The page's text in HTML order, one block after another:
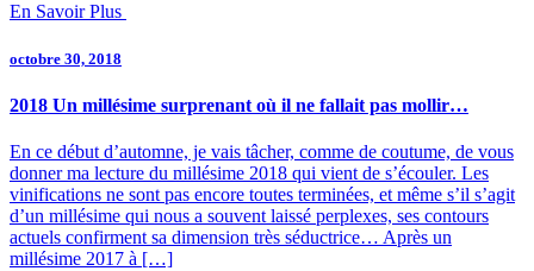
En Savoir Plus
octobre 30, 2018
2018 Un millésime surprenant où il ne fallait pas mollir…
En ce début d’automne, je vais tâcher, comme de coutume, de vous
donner ma lecture du millésime 2018 qui vient de s’écouler. Les
vinifications ne sont pas encore toutes terminées, et même s’il s’agit
d’un millésime qui nous a souvent laissé perplexes, ses contours
actuels confirment sa dimension très séductrice… Après un
millésime 2017 à […]